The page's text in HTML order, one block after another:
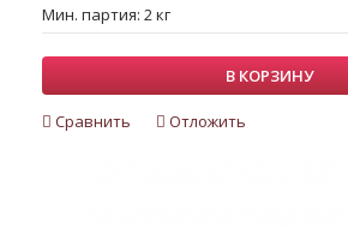
Мин. партия: 2 кг
В КОРЗИНУ
Сравнить Отложить